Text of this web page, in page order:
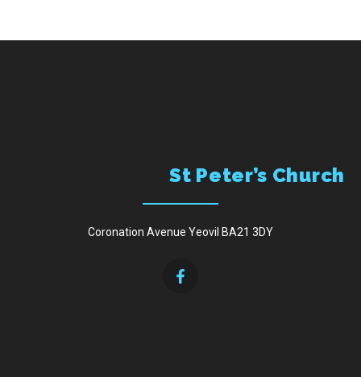
St Peter’s Church
Coronation Avenue Yeovil BA21 3DY